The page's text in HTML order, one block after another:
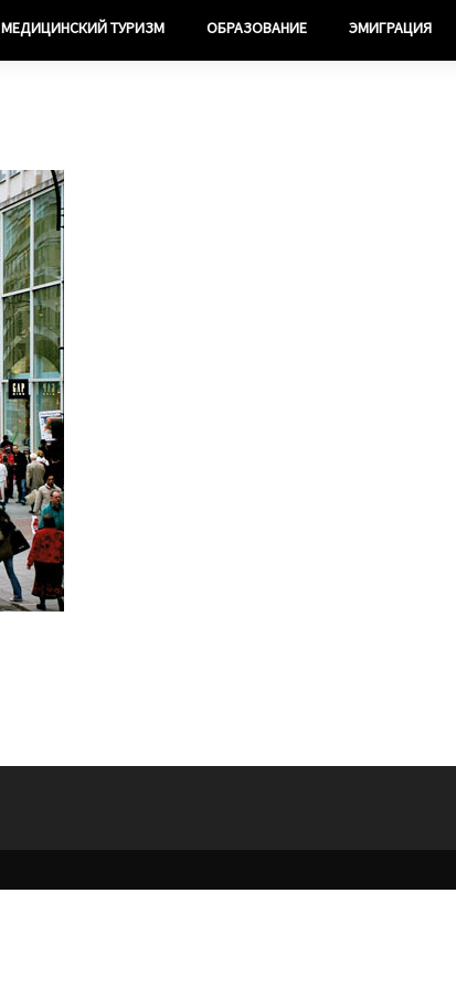
МЕДИЦИНСКИЙ ТУРИЗМ ОБРАЗОВАНИЕ ЭМИГРАЦИЯ